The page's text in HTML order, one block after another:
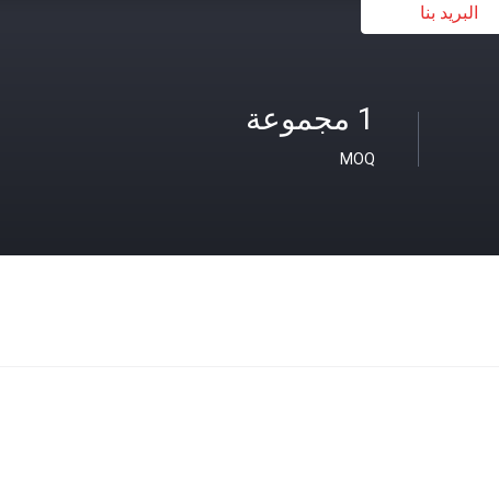
البريد بنا
1 مجموعة
MOQ